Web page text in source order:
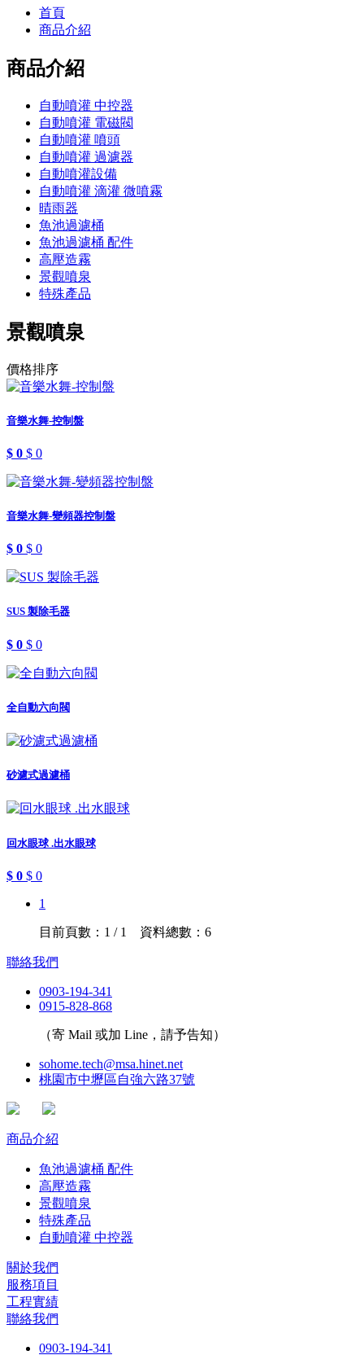
首頁
商品介紹
商品介紹
自動噴灌 中控器
自動噴灌 電磁閥
自動噴灌 噴頭
自動噴灌 過濾器
自動噴灌設備
自動噴灌 滴灌 微噴霧
晴雨器
魚池過濾桶
魚池過濾桶 配件
高壓造霧
景觀噴泉
特殊產品
景觀噴泉
價格排序
音樂水舞-控制盤
$ 0 $ 0
音樂水舞-變頻器控制盤
$ 0 $ 0
SUS 製除毛器
$ 0 $ 0
全自動六向閥
砂濾式過濾桶
回水眼球 .出水眼球
$ 0 $ 0
1
目前頁數：1 / 1 資料總數：6
聯絡我們
0903-194-341
0915-828-868
（寄 Mail 或加 Line，請予告知）
sohome.tech@msa.hinet.net
桃園市中壢區自強六路37號
商品介紹
魚池過濾桶 配件
高壓造霧
景觀噴泉
特殊產品
自動噴灌 中控器
關於我們
服務項目
工程實績
聯絡我們
0903-194-341